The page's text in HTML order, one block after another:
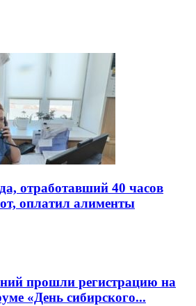
отработавший 40 часов
оплатил алименты
прошли регистрацию на
«День сибирского...